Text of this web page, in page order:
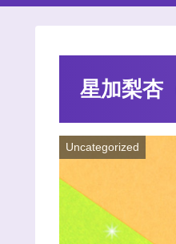
星加梨杏
Uncategorized